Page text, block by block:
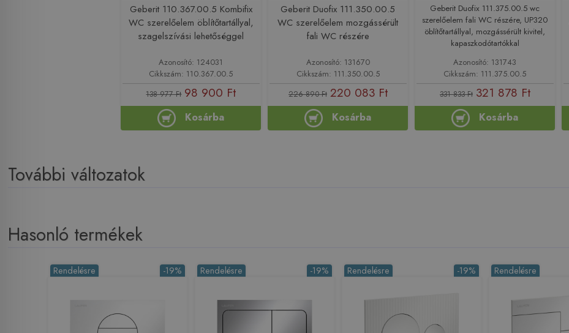
Geberit 110.367.00.5 Kombifix
WC szerelőelem öblítőtartállyal,
szagelszívási lehetőséggel
Azonosító: 124031
Cikkszám: 110.367.00.5
138 977 Ft 98 900 Ft
Kosárba
Geberit Duofix 111.350.00.5
WC szerelőelem mozgássérült
fali WC részére
Azonosító: 131670
Cikkszám: 111.350.00.5
226 890 Ft 220 083 Ft
Kosárba
Geberit Duofix 111.375.00.5 wc
szerelőelem fali WC részére, UP320
öblítőtartállyal, mozgássérült kivitel,
kapaszkodótartókkal
Azonosító: 131743
Cikkszám: 111.375.00.5
331 833 Ft 321 878 Ft
Kosárba
További változatok
Hasonló termékek
-19%
Rendelésre -19%
Rendelésre -19%
Rendelésre Rendelésre